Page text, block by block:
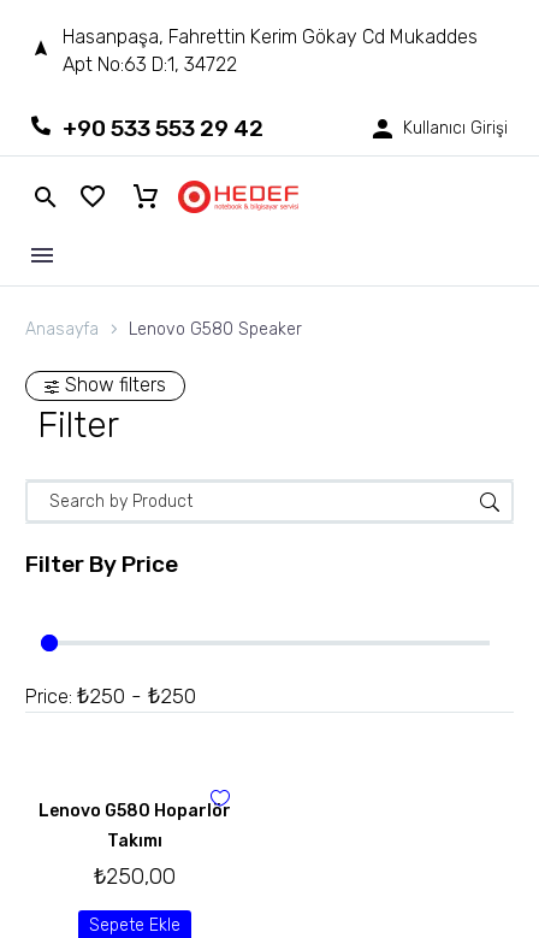
Hasanpaşa, Fahrettin Kerim Gökay Cd Mukaddes
Apt No:63 D:1, 34722
+90 533 553 29 42 Kullanıcı Girişi
Anasayfa Lenovo G580 Speaker
Show filters
Filter
Filter By Price
Price: ₺250 - ₺250
Lenovo G580 Hoparlör
Takımı
₺250,00
Sepete Ekle